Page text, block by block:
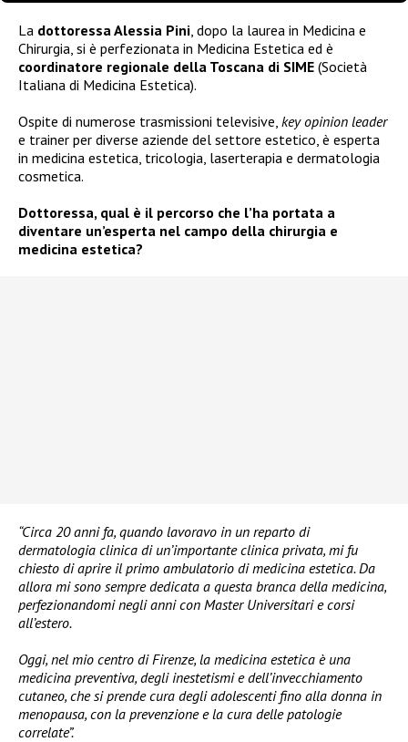
La dottoressa Alessia Pini , dopo la laurea in Medicina e
Chirurgia, si è perfezionata in Medicina Estetica ed è
coordinatore regionale della Toscana di SIME (Società
Italiana di Medicina Estetica).
Ospite di numerose trasmissioni televisive, key opinion leader
e trainer per diverse aziende del settore estetico, è esperta
in medicina estetica, tricologia, laserterapia e dermatologia
cosmetica.
Dottoressa, qual è il percorso che l’ha portata a
diventare un’esperta nel campo della chirurgia e
medicina estetica?
“Circa 20 anni fa, quando lavoravo in un reparto di
dermatologia clinica di un’importante clinica privata, mi fu
chiesto di aprire il primo ambulatorio di medicina estetica. Da
allora mi sono sempre dedicata a questa branca della medicina,
perfezionandomi negli anni con Master Universitari e corsi
all’estero.
Oggi, nel mio centro di Firenze, la medicina estetica è una
medicina preventiva, degli inestetismi e dell’invecchiamento
cutaneo, che si prende cura degli adolescenti fino alla donna in
menopausa, con la prevenzione e la cura delle patologie
correlate”.